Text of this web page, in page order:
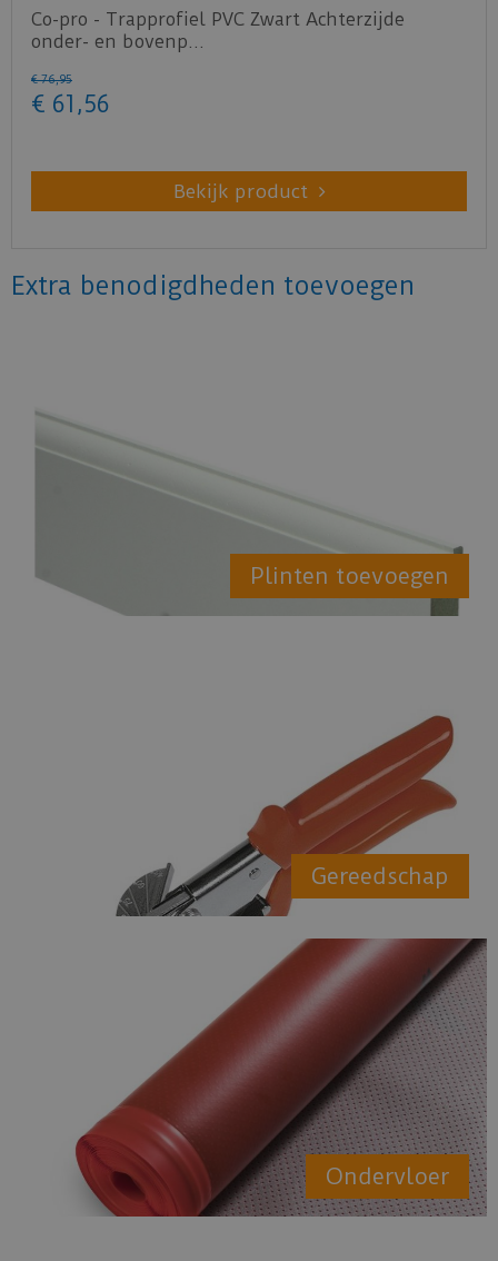
Co-pro - Trapprofiel PVC Zwart Achterzijde
onder- en bovenp…
€ 76,95
€ 61 ,56
Bekijk product
Extra benodigdheden toevoegen
Plinten toevoegen
Gereedschap
Ondervloer